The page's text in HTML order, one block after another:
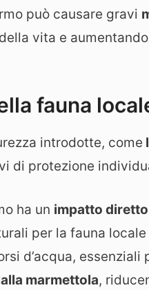
può causare gravi
vita e
fauna
introdotte, come
di protezione
ha un impatto
per la fauna
d’acqua,
marmettola,